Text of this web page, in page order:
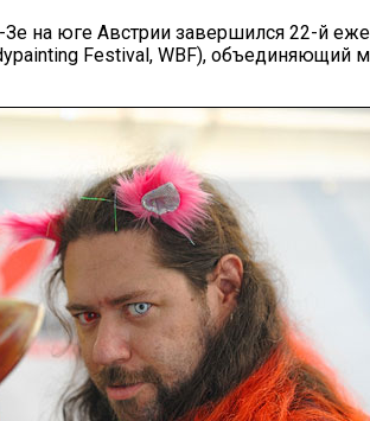
Зе на юге Австрии завершился 22-й
Festival, WBF), объединяющий